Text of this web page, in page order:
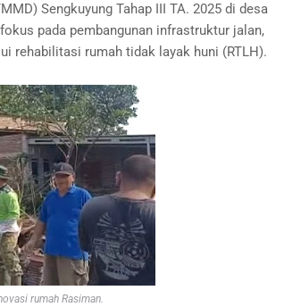
Sengkuyung Tahap III TA. 2025 di desa
pada pembangunan infrastruktur jalan,
rehabilitasi rumah tidak layak huni (RTLH).
rumah Rasiman.